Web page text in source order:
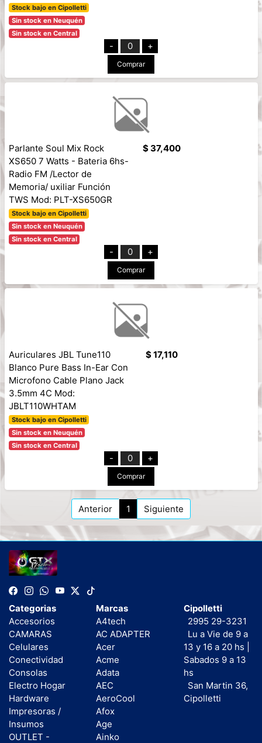
Stock bajo en Cipolletti
Sin stock en Neuquén
Sin stock en Central
- 0 +
Comprar
Parlante Soul Mix Rock
XS650 7 Watts - Bateria 6hs-
Radio FM /Lector de
Memoria/ uxiliar Función
TWS Mod: PLT-XS650GR
Stock bajo en Cipolletti
Sin stock en Neuquén
Sin stock en Central
$ 37,400
- 0 +
Comprar
Auriculares JBL Tune110
Blanco Pure Bass In-Ear Con
Microfono Cable Plano Jack
3.5mm 4C Mod:
JBLT110WHTAM
Stock bajo en Cipolletti
Sin stock en Neuquén
Sin stock en Central
$ 17,110
- 0 +
Comprar
Anterior 1 Siguiente
Categorias
Accesorios
CAMARAS
Celulares
Conectividad
Consolas
Electro Hogar
Hardware
Impresoras /
Insumos
OUTLET -
Marcas
A4tech
AC ADAPTER
Acer
Acme
Adata
AEC
AeroCool
Afox
Age
Ainko
Cipolletti
2995 29-3231
Lu a Vie de 9 a
13 y 16 a 20 hs |
Sabados 9 a 13
hs
San Martin 36,
Cipolletti